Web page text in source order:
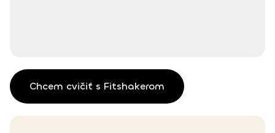
Chcem cvičiť s Fitshakerom